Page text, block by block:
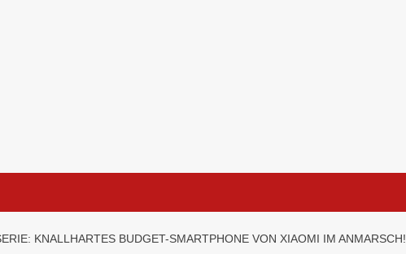
KNALLHARTES BUDGET-SMARTPHONE VON XIAOMI IM ANMARSCH!